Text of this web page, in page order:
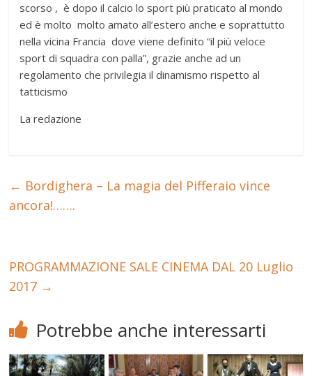
scorso , è dopo il calcio lo sport più praticato al mondo
ed è molto molto amato all’estero anche e soprattutto
nella vicina Francia dove viene definito “il più veloce
sport di squadra con palla”, grazie anche ad un
regolamento che privilegia il dinamismo rispetto al
tatticismo
La redazione
← Bordighera – La magia del Pifferaio vince
ancora!…….
PROGRAMMAZIONE SALE CINEMA DAL 20 Luglio
2017 →
Potrebbe anche interessarti